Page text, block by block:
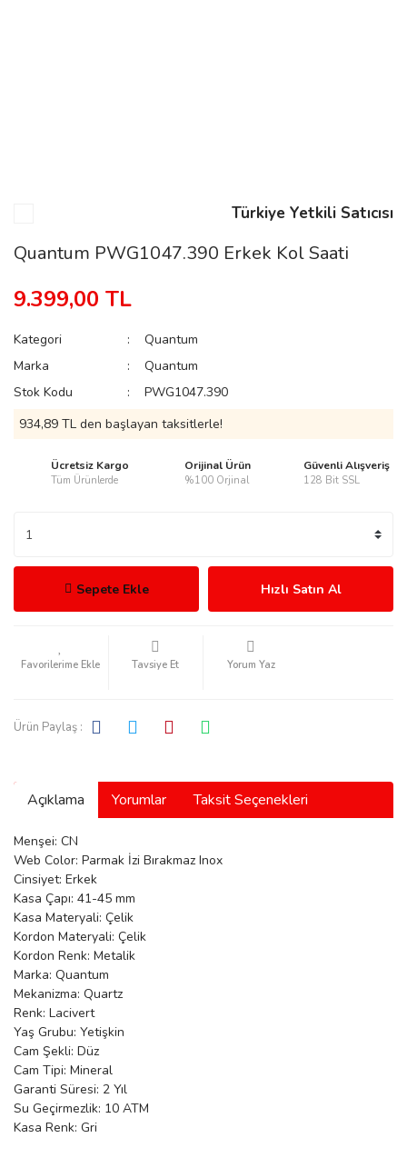
Manoir
Türkiye Yetkili Satıcısı
Quantum PWG1047.390 Erkek Kol Saati
9.399,00 TL
Kategori
Quantum
Marka
Quantum
Stok Kodu
PWG1047.390
934,89 TL den başlayan taksitlerle!
Ücretsiz Kargo
Tüm Ürünlerde
Orijinal Ürün
%100 Orjinal
Güvenli Alışveriş
128 Bit SSL
Sepete Ekle Hızlı Satın Al
Tavsiye Et Yorum Yaz
Ürün Paylaş :
Açıklama Yorumlar Taksit Seçenekleri
Menşei: CN
Web Color: Parmak İzi Bırakmaz Inox
Cinsiyet: Erkek
Kasa Çapı: 41-45 mm
Kasa Materyali: Çelik
Kordon Materyali: Çelik
Kordon Renk: Metalik
Marka: Quantum
Mekanizma: Quartz
Renk: Lacivert
Yaş Grubu: Yetişkin
Cam Şekli: Düz
Cam Tipi: Mineral
Garanti Süresi: 2 Yıl
Su Geçirmezlik: 10 ATM
Kasa Renk: Gri